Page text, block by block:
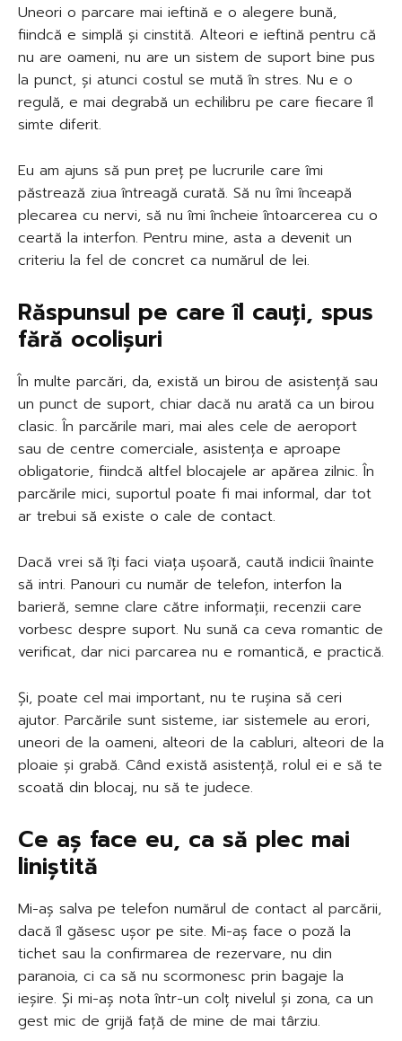
Uneori o parcare mai ieftină e o alegere bună,
fiindcă e simplă și cinstită. Alteori e ieftină pentru că
nu are oameni, nu are un sistem de suport bine pus
la punct, și atunci costul se mută în stres. Nu e o
regulă, e mai degrabă un echilibru pe care fiecare îl
simte diferit.
Eu am ajuns să pun preț pe lucrurile care îmi
păstrează ziua întreagă curată. Să nu îmi înceapă
plecarea cu nervi, să nu îmi încheie întoarcerea cu o
ceartă la interfon. Pentru mine, asta a devenit un
criteriu la fel de concret ca numărul de lei.
Răspunsul pe care îl cauți, spus
fără ocolișuri
În multe parcări, da, există un birou de asistență sau
un punct de suport, chiar dacă nu arată ca un birou
clasic. În parcările mari, mai ales cele de aeroport
sau de centre comerciale, asistența e aproape
obligatorie, fiindcă altfel blocajele ar apărea zilnic. În
parcările mici, suportul poate fi mai informal, dar tot
ar trebui să existe o cale de contact.
Dacă vrei să îți faci viața ușoară, caută indicii înainte
să intri. Panouri cu număr de telefon, interfon la
barieră, semne clare către informații, recenzii care
vorbesc despre suport. Nu sună ca ceva romantic de
verificat, dar nici parcarea nu e romantică, e practică.
Și, poate cel mai important, nu te rușina să ceri
ajutor. Parcările sunt sisteme, iar sistemele au erori,
uneori de la oameni, alteori de la cabluri, alteori de la
ploaie și grabă. Când există asistență, rolul ei e să te
scoată din blocaj, nu să te judece.
Ce aș face eu, ca să plec mai
liniștită
Mi-aș salva pe telefon numărul de contact al parcării,
dacă îl găsesc ușor pe site. Mi-aș face o poză la
tichet sau la confirmarea de rezervare, nu din
paranoia, ci ca să nu scormonesc prin bagaje la
ieșire. Și mi-aș nota într-un colț nivelul și zona, ca un
gest mic de grijă față de mine de mai târziu.